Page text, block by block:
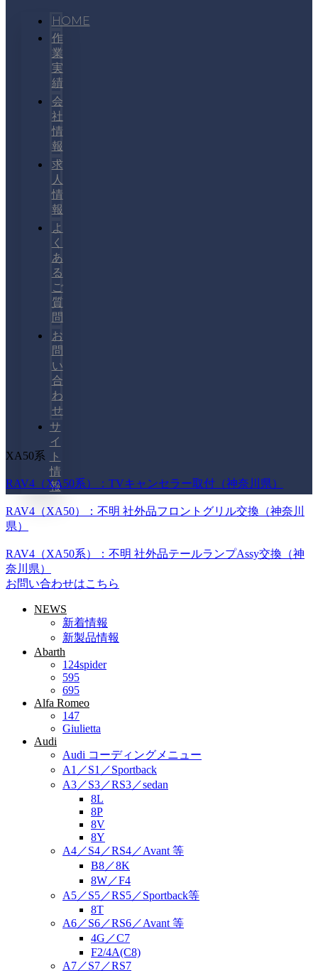
HOME
作
業
実
績
会
社
情
報
求
人
情
報
よ
く
あ
る
ご
質
問
お
問
い
合
わ
せ
サ
イ
ト
情
報
XA50系
RAV4（XA50系）：TVキャンセラー取付（神奈川県）
RAV4（XA50）：不明 社外品フロントグリル交換（神奈川
県）
RAV4（XA50系）：不明 社外品テールランプAssy交換（神
奈川県）
お問い合わせはこちら
NEWS
新着情報
新製品情報
Abarth
124spider
595
695
Alfa Romeo
147
Giulietta
Audi
Audi コーディングメニュー
A1／S1／Sportback
A3／S3／RS3／sedan
8L
8P
8V
8Y
A4／S4／RS4／Avant 等
B8／8K
8W／F4
A5／S5／RS5／Sportback等
8T
A6／S6／RS6／Avant 等
4G／C7
F2/4A(C8)
A7／S7／RS7